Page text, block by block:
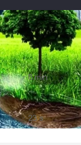
ambiental
2021 8 min
ambiental
2021 23 s